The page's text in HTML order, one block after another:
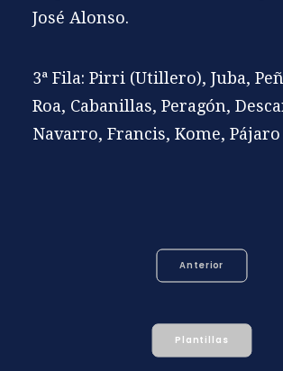
José Alonso.
3ª Fila: Pirri (Utillero), Juba,
Roa, Cabanillas, Peragón,
Navarro, Francis, Kome,
Anterior
Plantillas